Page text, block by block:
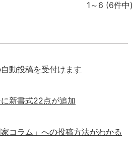
1～6 (6件中)
動投稿を受付けます
新書式22点が追加
コラム」への投稿方法がわかる